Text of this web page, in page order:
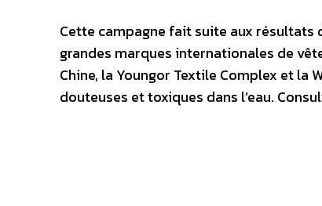
Cette campagne fait suite aux résultats
grandes marques internationales de
Chine, la Youngor Textile Complex et
douteuses et toxiques dans l’eau.